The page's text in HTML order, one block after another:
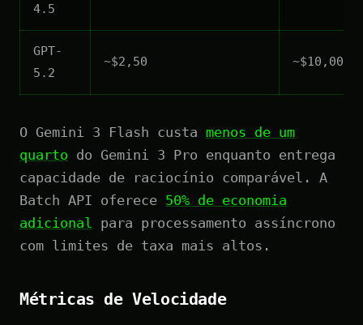
4.5
GPT-
5.2
~$2,50 ~$10,00
O Gemini 3 Flash custa menos de um
quarto do Gemini 3 Pro enquanto entrega
capacidade de raciocínio comparável. A
Batch API oferece 50% de economia
adicional
para processamento assíncrono
com limites de taxa mais altos.
Métricas de Velocidade